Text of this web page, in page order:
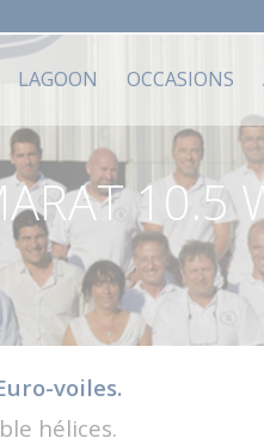
LAGOON OCCASIONS
10.5
voiles.
hélices.